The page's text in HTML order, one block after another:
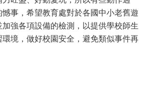
事，希望教育處對於各國中小老舊遊
強各項設備的檢測，以提供學校師生
境，做好校園安全，避免類似事件再